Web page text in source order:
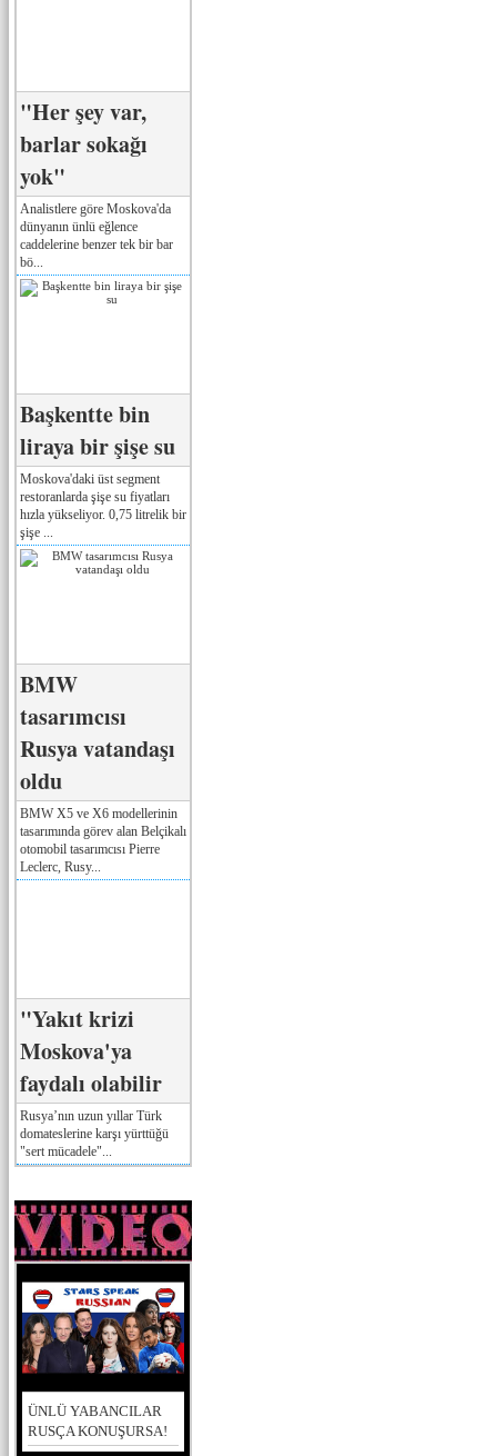
"Her şey var,
barlar sokağı
yok"
Analistlere göre Moskova'da
dünyanın ünlü eğlence
caddelerine benzer tek bir bar
bö...
Başkentte bin
liraya bir şişe su
Moskova'daki üst segment
restoranlarda şişe su fiyatları
hızla yükseliyor. 0,75 litrelik bir
şişe ...
BMW
tasarımcısı
Rusya vatandaşı
oldu
BMW X5 ve X6 modellerinin
tasarımında görev alan Belçikalı
otomobil tasarımcısı Pierre
Leclerc, Rusy...
"Yakıt krizi
Moskova'ya
faydalı olabilir
Rusya’nın uzun yıllar Türk
domateslerine karşı yürttüğü
"sert mücadele"...
ÜNLÜ YABANCILAR
RUSÇA KONUŞURSA!